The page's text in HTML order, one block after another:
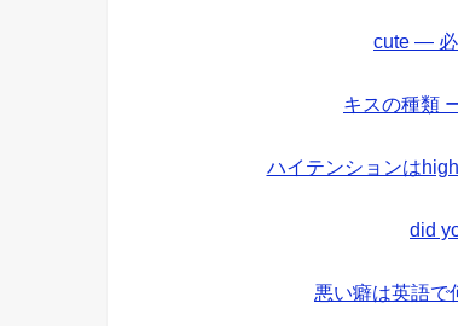
cute — 必
キスの種類
ハイテンションは
did
悪い癖は英語で